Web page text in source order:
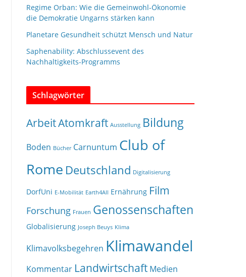
Regime Orban: Wie die Gemeinwohl-Ökonomie
die Demokratie Ungarns stärken kann
Planetare Gesundheit schützt Mensch und Natur
Saphenability: Abschlussevent des
Nachhaltigkeits-Programms
Schlagwörter
ArbeitAtomkraft Ausstellung Bildung
Boden Bücher Carnuntum Club of
Rome Deutschland Digitalisierung
DorfUni E-Mobilität Earth4All Ernährung Film
Forschung Frauen Genossenschaften
Globalisierung Joseph Beuys Klima
Klimavolksbegehren Klimawandel
Kommentar Landwirtschaft Medien